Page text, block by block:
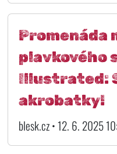
Promenáda
plavkového
Illustrated:
akrobatky!
blesk.cz • 12. 6. 2025